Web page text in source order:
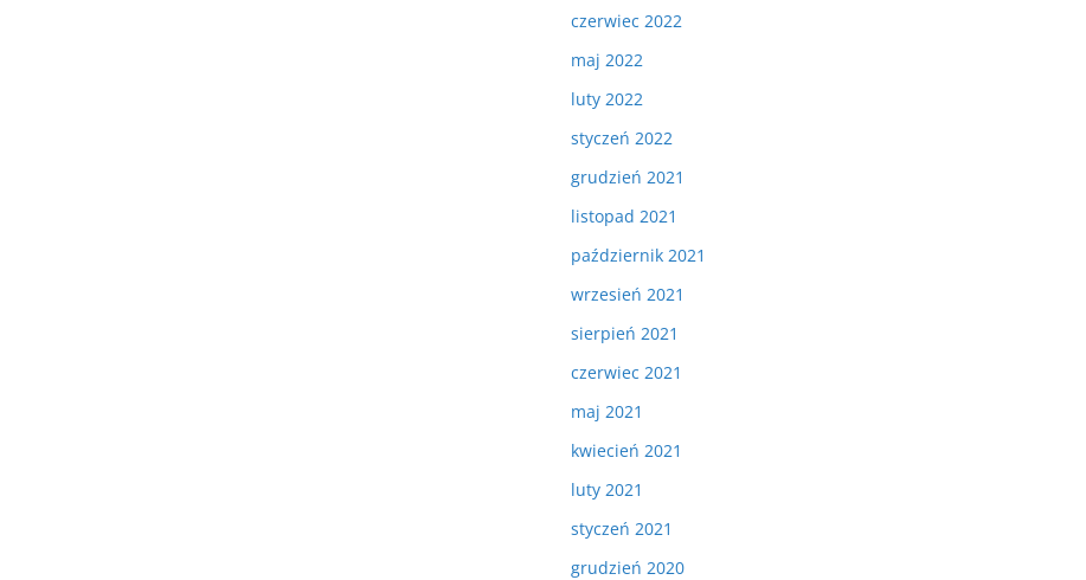
czerwiec 2022
maj 2022
luty 2022
styczeń 2022
grudzień 2021
listopad 2021
październik 2021
wrzesień 2021
sierpień 2021
czerwiec 2021
maj 2021
kwiecień 2021
luty 2021
styczeń 2021
grudzień 2020